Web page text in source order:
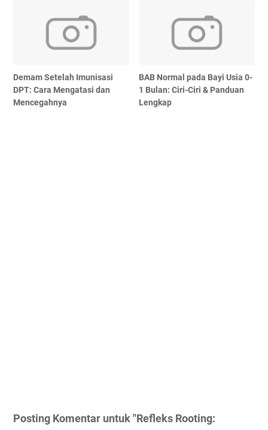
Demam Setelah Imunisasi
DPT: Cara Mengatasi dan
Mencegahnya
BAB Normal pada Bayi Usia 0-
1 Bulan: Ciri-Ciri & Panduan
Lengkap
Posting Komentar untuk "Refleks Rooting: